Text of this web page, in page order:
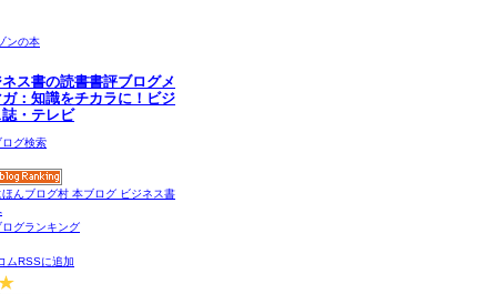
ンの本
ス書の読書書評ブログメ
：知識をチカラに！ビジ
・テレビ
ムRSSに追加